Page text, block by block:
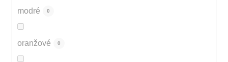
modré 0
oranžové 0